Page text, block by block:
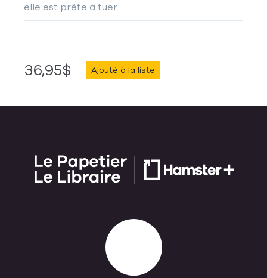
elle est prête à tuer.
36,95$ Ajouté à la liste